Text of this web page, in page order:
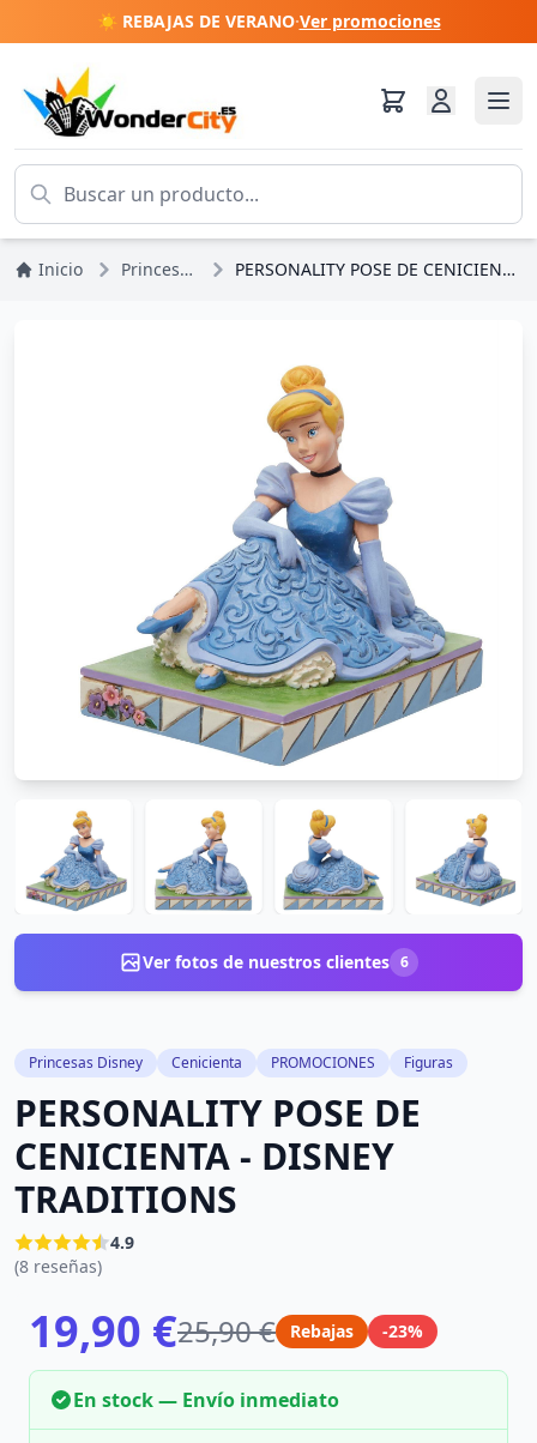
☀️ REBAJAS DE VERANO·Ver promociones
Inicio Princesas Disney PERSONALITY POSE DE CENICIENTA - DISNEY TRADITIONS
Ver fotos de nuestros clientes 6
Princesas Disney Cenicienta PROMOCIONES Figuras
PERSONALITY POSE DE
CENICIENTA - DISNEY
TRADITIONS
4.9
(8 reseñas)
19,90 €25,90 € Rebajas -23%
En stock — Envío inmediato